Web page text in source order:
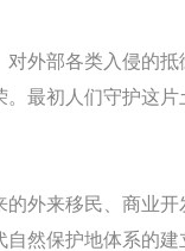
外部各类入侵的
最初人们守护这
外来移民、商业
然保护地体系的